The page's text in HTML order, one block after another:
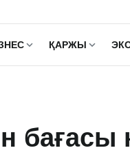
ҚАРЖЫ